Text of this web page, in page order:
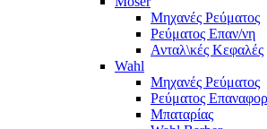
Μηχανές Ρεύματος
Ρεύματος Επαν/νη
Ανταλ\κές Κεφαλές
Wahl
Μηχανές Ρεύματος
Ρεύματος
Μπαταρίας